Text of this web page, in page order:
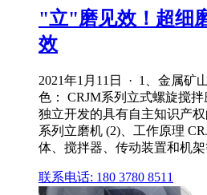
"立"磨见效！超细
效
2021年1月11日 · 1、金属矿
色： CRJM系列立式螺旋搅
独立开发的具有自主知识产
系列立磨机 (2)、工作原理
体、搅拌器、传动装置和机架
联系电话: 180 3780 8511